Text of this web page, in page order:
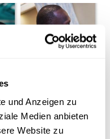
und Anzeigen zu
Medien anbieten
Website zu